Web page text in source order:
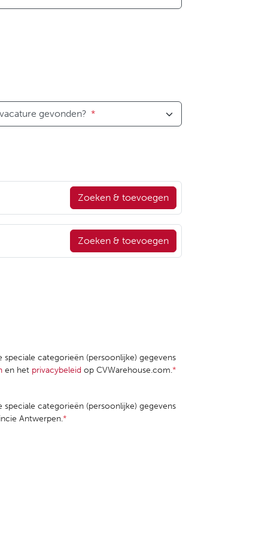
gevonden? *
Zoeken & toevoegen
Zoeken & toevoegen
categorieën (persoonlijke) gegevens
en het privacybeleid op CVWarehouse.com.*
categorieën (persoonlijke) gegevens
Antwerpen.*